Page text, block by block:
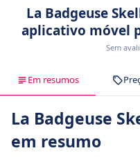
La Badgeuse
aplicativo móvel
Sem
Em resumos
La Badgeuse
em resumo